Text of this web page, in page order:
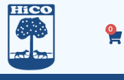
0
LIMA TRIANGULO